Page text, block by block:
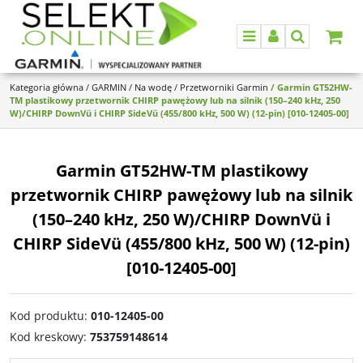
MenuPanelSzukaj
Kategoria główna / GARMIN / Na wodę / Przetworniki Garmin / Garmin GT52HW-
TM plastikowy przetwornik CHIRP pawężowy lub na silnik (150–240 kHz, 250
W)/CHIRP DownVü i CHIRP SideVü (455/800 kHz, 500 W) (12-pin) [010-12405-00]
Garmin GT52HW-TM plastikowy
przetwornik CHIRP pawężowy lub na silnik
(150–240 kHz, 250 W)/CHIRP DownVü i
CHIRP SideVü (455/800 kHz, 500 W) (12-pin)
[010-12405-00]
Kod produktu: 010-12405-00
Kod kreskowy: 753759148614